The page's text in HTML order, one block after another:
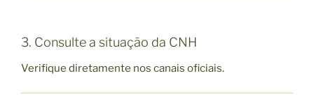
3. Consulte a situação da CNH
Verifique diretamente nos canais oficiais.